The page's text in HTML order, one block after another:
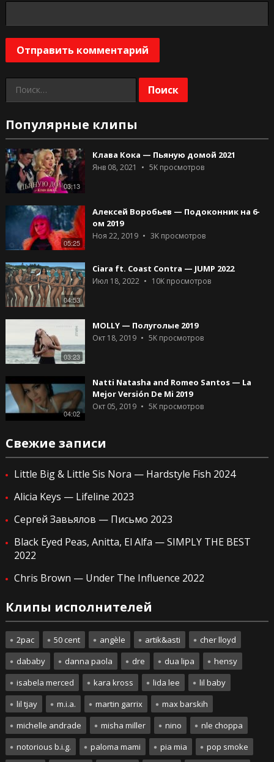
Найти:
Популярные клипы
03:13
Клава Кока — Пьяную домой 2021
Янв 08, 2021 5Kпросмотров
05:25
Алексей Воробьев — Подоконник на 6-
ом 2019
Ноя 22, 2019 3Kпросмотров
04:53
Ciara ft. Coast Contra — JUMP 2022
Июл 18, 2022 10Kпросмотров
03:23
MOLLY — Полуголые 2019
Окт 18, 2019 5Kпросмотров
04:02
Natti Natasha and Romeo Santos — La
Mejor Versión De Mi 2019
Окт 05, 2019 5Kпросмотров
Свежие записи
Little Big & Little Sis Nora — Hardstyle Fish 2024
Alicia Keys — Lifeline 2023
Сергей Завьялов — Письмо 2023
Black Eyed Peas, Anitta, El Alfa — SIMPLY THE BEST
2022
Chris Brown — Under The Influence 2022
Клипы исполнителей
2pac 50 cent angèle artik&asti
cher lloyd
dababy
danna paola dre dua lipa
hensy
isabela merced
kara kross lida lee
lil baby
lil tjay
m.i.a. martin garrix
max barskih
michelle andrade
misha miller nino
nle choppa
notorious b.i.g.
paloma mami pia mia pop smoke